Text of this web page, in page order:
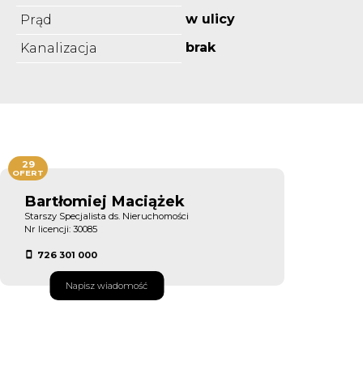
Prąd
w ulicy
Kanalizacja
brak
Bartłomiej Maciążek
Starszy Specjalista ds. Nieruchomości
Nr licencji: 30085
726 301 000
Napisz wiadomość
29
OFERT